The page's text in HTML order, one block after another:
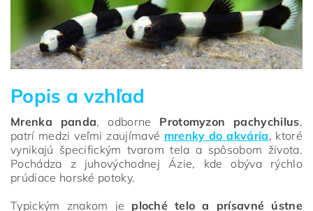
Popis a vzhľad
Mrenka panda, odborne Protomyzon pachychilus,
patrí medzi veľmi zaujímavé mrenky do akvária, ktoré
vynikajú špecifickým tvarom tela a spôsobom života.
Pochádza z juhovýchodnej Ázie, kde obýva rýchlo
prúdiace horské potoky.
Typickým znakom je ploché telo a prísavné ústne